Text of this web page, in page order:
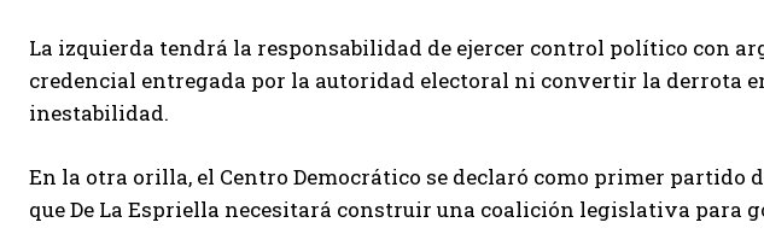
La izquierda tendrá la responsabilidad de ejercer control político con
credencial entregada por la autoridad electoral ni convertir la derrota
inestabilidad.
En la otra orilla, el Centro Democrático se declaró como primer partido
que De La Espriella necesitará construir una coalición legislativa para